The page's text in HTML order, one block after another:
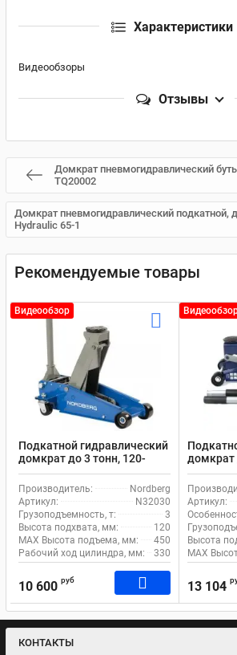
Характеристики
Видеообзоры
Отзывы
Домкрат пневмогидравлический
TQ20002
Домкрат пневмогидравлический подкатной,
Hydraulic 65-1
Рекомендуемые товары
Видеообзор
Подкатной гидравлический
домкрат до 3 тонн, 120-
450мм Nordberg N32030
Производитель:
Nordberg
Артикул:
N32030
Грузоподъемность, т:
3
Высота подхвата, мм:
120
MAX Высота подъема, мм:
450
Рабочий ход цилиндра, мм:
330
10 600 руб
домкрат
465мм
Артикул:
Высота
MAX
13 104
КОНТАКТЫ